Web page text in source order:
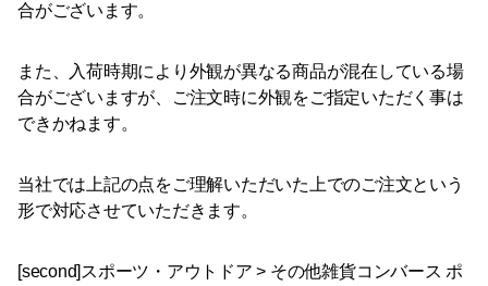
合がございます。
また、入荷時期により外観が異なる商品が混在している場
合がございますが、ご注文時に外観をご指定いただく事は
できかねます。
当社では上記の点をご理解いただいた上でのご注文という
形で対応させていただきます。
[second]スポーツ・アウトドア > その他雑貨コンバース ポ